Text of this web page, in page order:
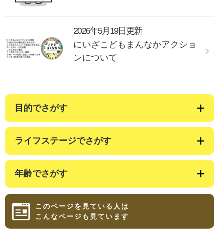
2026年5月19日更新
にいざこどもまんなかアクショ
ンについて
目的でさがす
ライフステージでさがす
年齢でさがす
このページを見ている人は
こんなページも見ています